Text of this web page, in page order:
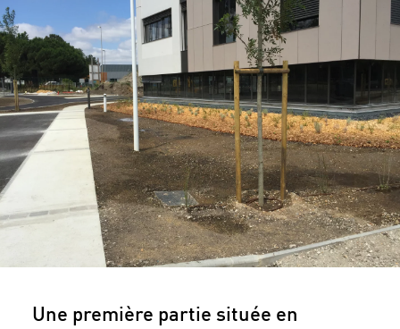
Une première partie située en